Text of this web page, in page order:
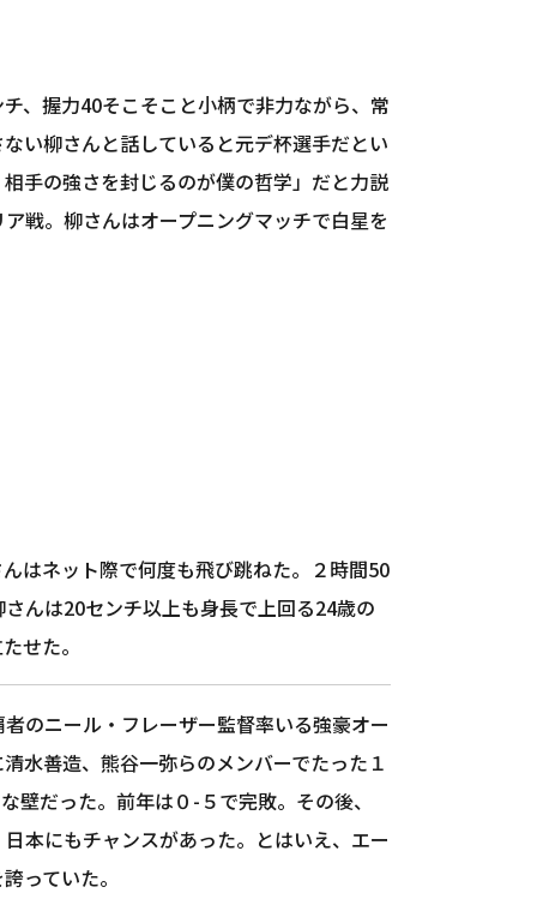
、握力40そこそこと小柄で非力ながら、常
い柳さんと話していると元デ杯選手だとい
手の強さを封じるのが僕の哲学」だと力説
戦。柳さんはオープニングマッチで白星を
はネット際で何度も飛び跳ねた。２時間50
んは20センチ以上も身長で上回る24歳の
せた。
のニール・フレーザー監督率いる強豪オー
水善造、熊谷一弥らのメンバーでたった１
壁だった。前年は０-５で完敗。その後、
本にもチャンスがあった。とはいえ、エー
っていた。